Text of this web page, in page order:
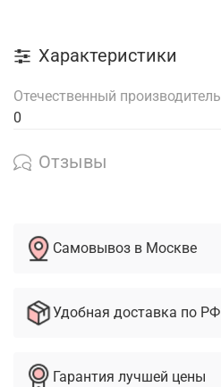
Характеристики
Отечественный производитель
0
Отзывы
Самовывоз в Москве
Удобная доставка по РФ
Гарантия лучшей цены